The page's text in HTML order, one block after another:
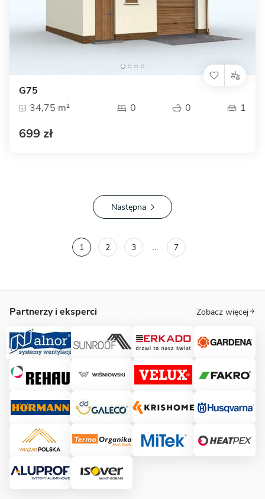
G75
34,75 m²
0 0 1
699 zł
Następna
1 2 3 ... 7
Partnerzy i eksperci Zobacz więcej